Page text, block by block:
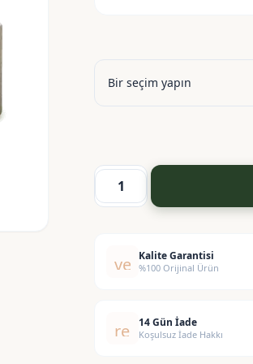
Lavanta
Lavender
verified
Kalite Garantisi
%100 Orijinal Ürün
replay14 Gün İade
Koşulsuz İade Hakkı